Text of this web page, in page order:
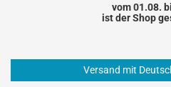
vom 01.08.
ist der Shop
Versand mit